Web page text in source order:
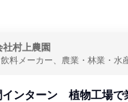
社村上農園
料メーカー、農業・林業・水
インターン 植物工場で